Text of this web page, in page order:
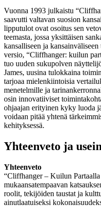
Vuonna 1993 julkaistu
saavutti valtavan suosion
lipputulot ovat osoitus sen
teemasta, jossa yksittäisen
kansalliseen ja
versio, “Cliffhanger: kuilun
tuo uuden sukupolven
James, uusina tulokkaina
tarjoaa mielenkiintoisia
menetelmille ja
osin innovatiiviset
ohjaajan erityinen kyky luoda
voidaan pitää yhtenä
kehityksessä.
Yhteenveto ja
Yhteenveto
“Cliffhanger – Kuilun Partaalla
mukaansatempaavan
roolit, tekijöiden taustat ja
ainutlaatuiseksi